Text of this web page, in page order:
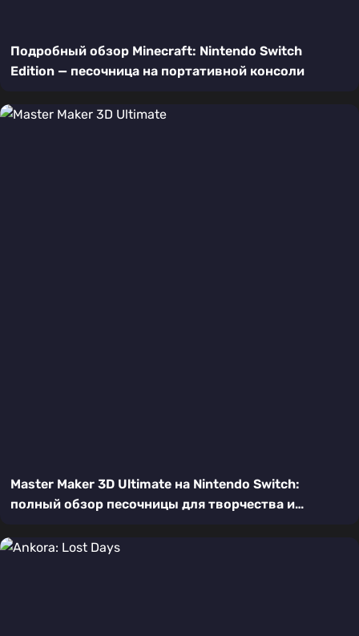
Подробный обзор Minecraft: Nintendo Switch
Edition — песочница на портативной консоли
Master Maker 3D Ultimate на Nintendo Switch:
полный обзор песочницы для творчества и